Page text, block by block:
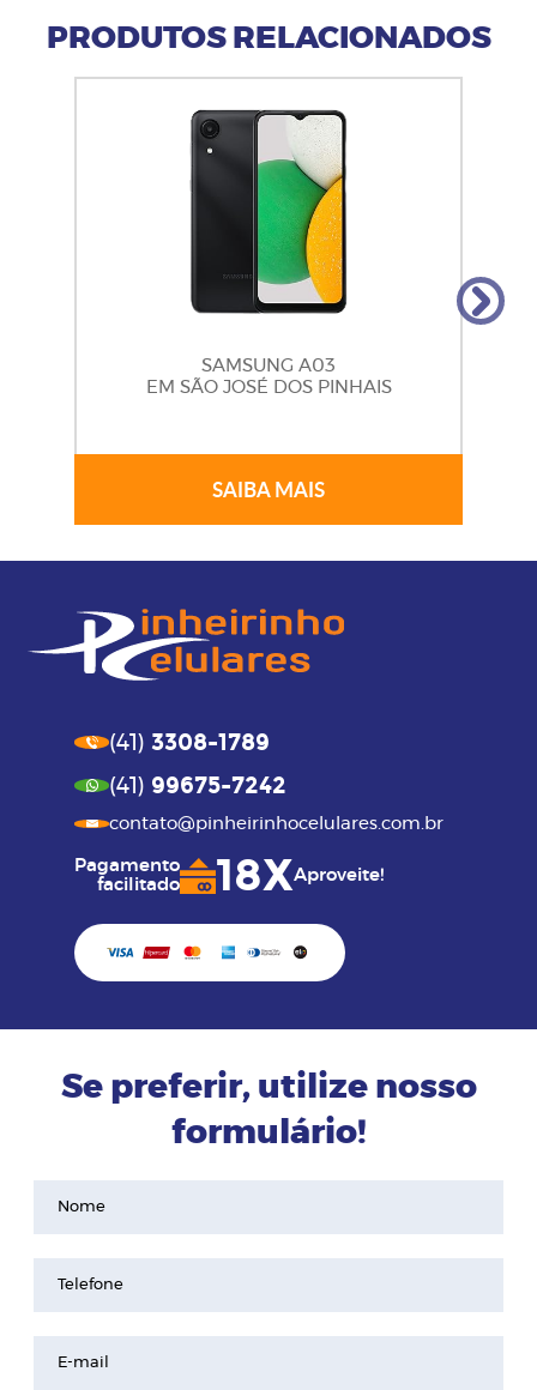
PRODUTOS RELACIONADOS
SAMSUNG A03
EM SÃO JOSÉ DOS PINHAIS
SAIBA MAIS
(41) 3308-1789
(41) 99675-7242
contato@pinheirinhocelulares.com.br
Pagamento
facilitado
18XAproveite!
Se preferir, utilize nosso
formulário!
Nome
Telefone
E-mail